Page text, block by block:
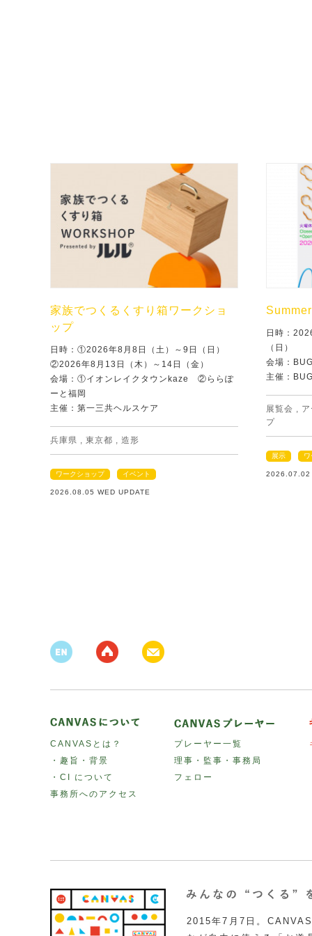
家族でつくるくすり箱ワークショ
ップ
日時：①2026年8月8日（土）～9日（日）
②2026年8月13日（木）～14日（金）
会場：①イオンレイクタウンkaze ②ららぽ
ーと福岡
主催：第一三共ヘルスケア
兵庫県 東京都 造形
ワークショップ イベント
2026.08.05 WED UPDATE
日時：
（日）
会場：BUG
主催：BUG
展覧会 ア
プ
展示
2026.07.02
CANVASとは？
・趣旨・背景
・CI について
事務所へのアクセス
プレーヤー一覧
理事・監事・事務局
フェロー
2015年7月7日。